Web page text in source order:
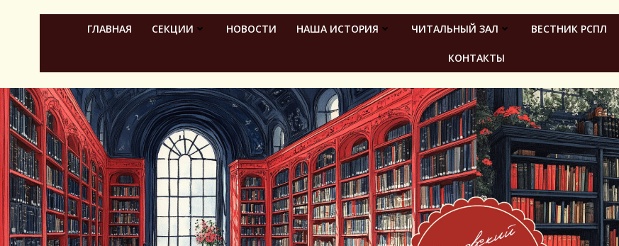
ГЛАВНАЯ СЕКЦИИ НОВОСТИ НАША ИСТОРИЯ ЧИТАЛЬНЫЙ ЗАЛ ВЕСТНИК РСПЛ
КОНТАКТЫ